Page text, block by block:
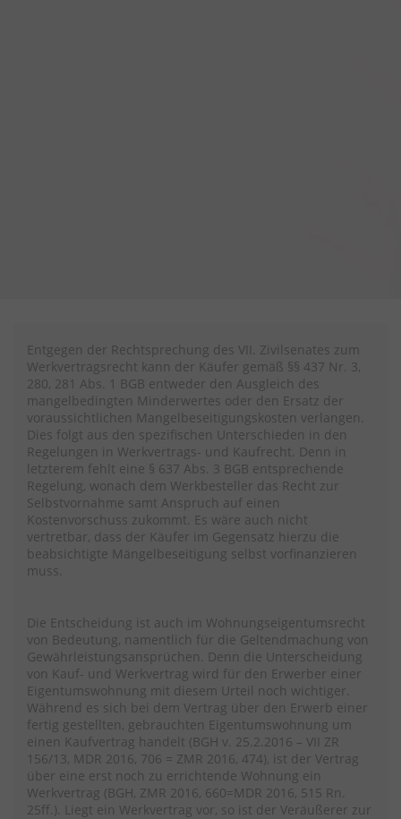
Entgegen der Rechtsprechung des VII. Zivilsenates zum
Werkvertragsrecht kann der Käufer gemäß §§ 437 Nr. 3,
280, 281 Abs. 1 BGB entweder den Ausgleich des
mangelbedingten Minderwertes oder den Ersatz der
voraussichtlichen Mangelbeseitigungskosten verlangen.
Dies folgt aus den spezifischen Unterschieden in den
Regelungen in Werkvertrags- und Kaufrecht. Denn in
letzterem fehlt eine § 637 Abs. 3 BGB entsprechende
Regelung, wonach dem Werkbesteller das Recht zur
Selbstvornahme samt Anspruch auf einen
Kostenvorschuss zukommt. Es wäre auch nicht
vertretbar, dass der Käufer im Gegensatz hierzu die
beabsichtigte Mängelbeseitigung selbst vorfinanzieren
muss.
Die Entscheidung ist auch im Wohnungseigentumsrecht
von Bedeutung, namentlich für die Geltendmachung von
Gewährleistungsansprüchen. Denn die Unterscheidung
von Kauf- und Werkvertrag wird für den Erwerber einer
Eigentumswohnung mit diesem Urteil noch wichtiger.
Während es sich bei dem Vertrag über den Erwerb einer
fertig gestellten, gebrauchten Eigentumswohnung um
einen Kaufvertrag handelt (BGH v. 25.2.2016 – VII ZR
156/13, MDR 2016, 706 = ZMR 2016, 474), ist der Vertrag
über eine erst noch zu errichtende Wohnung ein
Werkvertrag (BGH, ZMR 2016, 660=MDR 2016, 515 Rn.
25ff.). Liegt ein Werkvertrag vor, so ist der Veräußerer zur